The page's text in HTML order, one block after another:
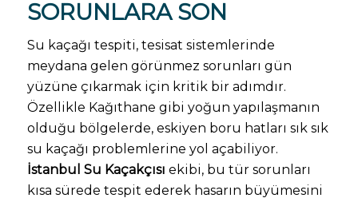
SORUNLARA SON
Su kaçağı tespiti, tesisat sistemlerinde
meydana gelen görünmez sorunları gün
yüzüne çıkarmak için kritik bir adımdır.
Özellikle Kağıthane gibi yoğun yapılaşmanın
olduğu bölgelerde, eskiyen boru hatları sık sık
su kaçağı problemlerine yol açabiliyor.
İstanbul Su Kaçakçısı ekibi, bu tür sorunları
kısa sürede tespit ederek hasarın büyümesini